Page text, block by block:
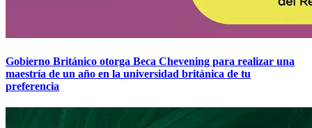
Gobierno Británico otorga Beca Chevening para realizar una
maestría de un año en la universidad británica de tu
preferencia